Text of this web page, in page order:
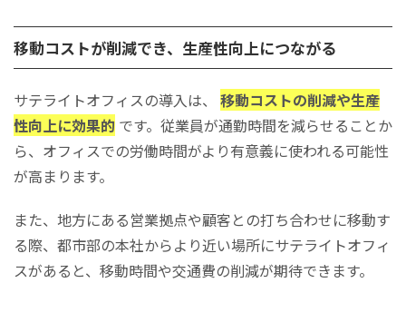
移動コストが削減でき、生産性向上につながる
サテライトオフィスの導入は、 移動コストの削減や生産
性向上に効果的 です。従業員が通勤時間を減らせることか
ら、オフィスでの労働時間がより有意義に使われる可能性
が高まります。
また、地方にある営業拠点や顧客との打ち合わせに移動す
る際、都市部の本社からより近い場所にサテライトオフィ
スがあると、移動時間や交通費の削減が期待できます。